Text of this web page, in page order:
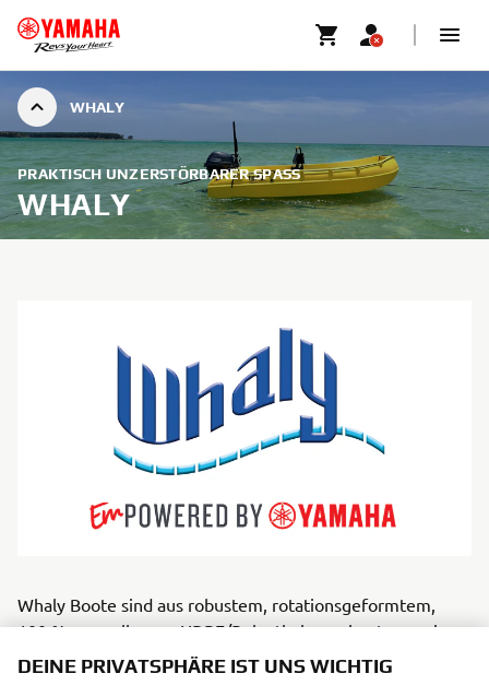
WHALY
PRAKTISCH UNZERSTÖRBARER SPASS
WHALY
Whaly Boote sind aus robustem, rotationsgeformtem,
100 % recycelbarem HDPE/Polyethylen gebaut, was sie
extrem stabil, widerstandsfähig und wartungsfreundlich
DEINE PRIVATSPHÄRE IST UNS WICHTIG